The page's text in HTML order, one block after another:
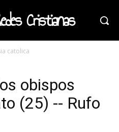
Cristianas
catolica
obispos
(25) -- Rufo